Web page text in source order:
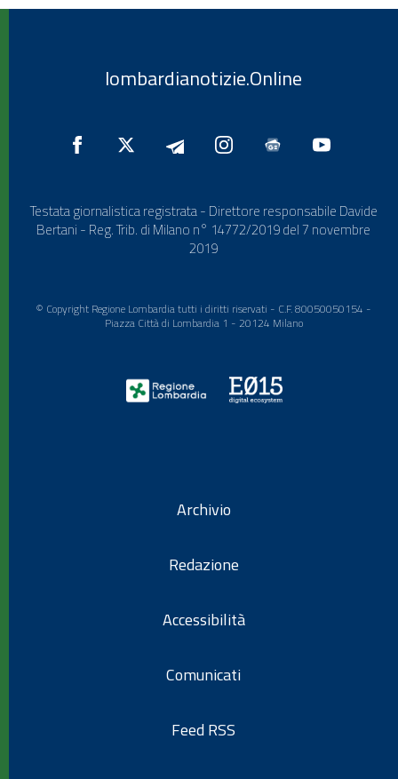
lombardianotizie.Online
Testata giornalistica registrata - Direttore responsabile Davide
Bertani - Reg. Trib. di Milano n° 14772/2019 del 7 novembre
2019
© Copyright Regione Lombardia tutti i diritti riservati - C.F. 80050050154 -
Piazza Città di Lombardia 1 - 20124 Milano
Archivio
Redazione
Accessibilità
Comunicati
Feed RSS